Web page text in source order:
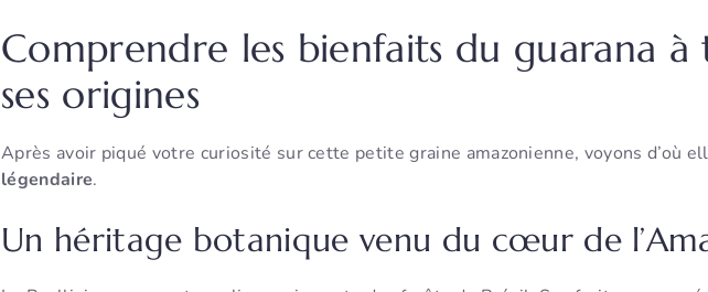
Comprendre les bienfaits du guarana à
ses origines
Après avoir piqué votre curiosité sur cette petite graine amazonienne, voyons d’où
légendaire.
Un héritage botanique venu du cœur de